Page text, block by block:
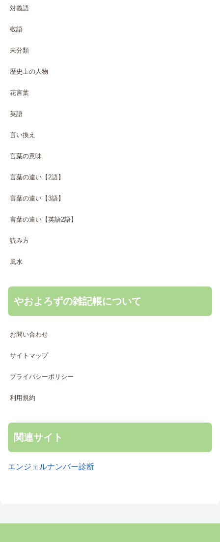
対義語
敬語
未分類
歴史上の人物
花言葉
英語
言い換え
言葉の意味
言葉の違い【2語】
言葉の違い【3語】
言葉の違い【英語2語】
読み方
風水
やおよろずの雑記帳について
お問い合わせ
サイトマップ
プライバシーポリシー
利用規約
関連サイト
エンジェルナンバー診断